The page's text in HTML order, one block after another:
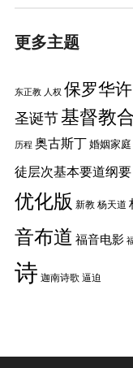
更多主题
东正教 人权 保罗华许
圣诞节基督教
历程 奥古斯丁婚姻家庭
徒层次基本要道纲要
优化版 新教 杨天道
音布道 福音电影
诗 迦南诗歌 逼迫